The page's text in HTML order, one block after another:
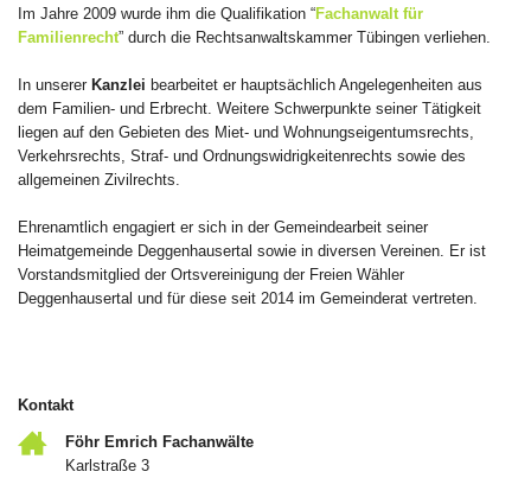
Im Jahre 2009 wurde ihm die Qualifikation “Fachanwalt für
Familienrecht” durch die Rechtsanwaltskammer Tübingen verliehen.
In unserer Kanzlei bearbeitet er hauptsächlich Angelegenheiten aus
dem Familien- und Erbrecht. Weitere Schwerpunkte seiner Tätigkeit
liegen auf den Gebieten des Miet- und Wohnungseigentumsrechts,
Verkehrsrechts, Straf- und Ordnungswidrigkeitenrechts sowie des
allgemeinen Zivilrechts.
Ehrenamtlich engagiert er sich in der Gemeindearbeit seiner
Heimatgemeinde Deggenhausertal sowie in diversen Vereinen. Er ist
Vorstandsmitglied der Ortsvereinigung der Freien Wähler
Deggenhausertal und für diese seit 2014 im Gemeinderat vertreten.
Kontakt
Föhr Emrich Fachanwälte
Karlstraße 3